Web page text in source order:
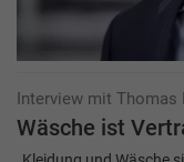
Interview mit Thomas
Wäsche ist